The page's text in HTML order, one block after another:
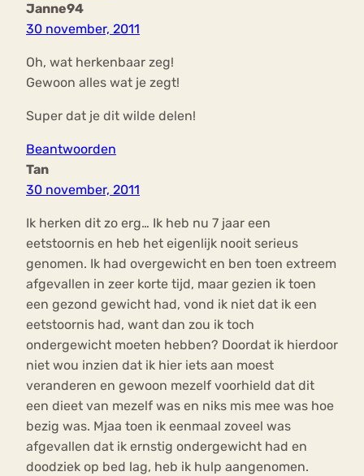
Janne94
30 november, 2011
Oh, wat herkenbaar zeg!
Gewoon alles wat je zegt!
Super dat je dit wilde delen!
Beantwoorden
Tan
30 november, 2011
Ik herken dit zo erg… Ik heb nu 7 jaar een
eetstoornis en heb het eigenlijk nooit serieus
genomen. Ik had overgewicht en ben toen extreem
afgevallen in zeer korte tijd, maar gezien ik toen
een gezond gewicht had, vond ik niet dat ik een
eetstoornis had, want dan zou ik toch
ondergewicht moeten hebben? Doordat ik hierdoor
niet wou inzien dat ik hier iets aan moest
veranderen en gewoon mezelf voorhield dat dit
een dieet van mezelf was en niks mis mee was hoe
bezig was. Mjaa toen ik eenmaal zoveel was
afgevallen dat ik ernstig ondergewicht had en
doodziek op bed lag, heb ik hulp aangenomen.